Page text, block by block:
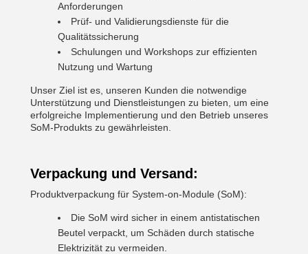
Anforderungen
Prüf- und Validierungsdienste für die
Qualitätssicherung
Schulungen und Workshops zur effizienten
Nutzung und Wartung
Unser Ziel ist es, unseren Kunden die notwendige
Unterstützung und Dienstleistungen zu bieten, um eine
erfolgreiche Implementierung und den Betrieb unseres
SoM-Produkts zu gewährleisten.
Verpackung und Versand:
Produktverpackung für System-on-Module (SoM):
Die SoM wird sicher in einem antistatischen
Beutel verpackt, um Schäden durch statische
Elektrizität zu vermeiden.